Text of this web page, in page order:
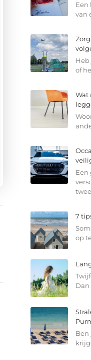
Een
van
Heb
of
Wat
Een
7
op
Dan
Ben